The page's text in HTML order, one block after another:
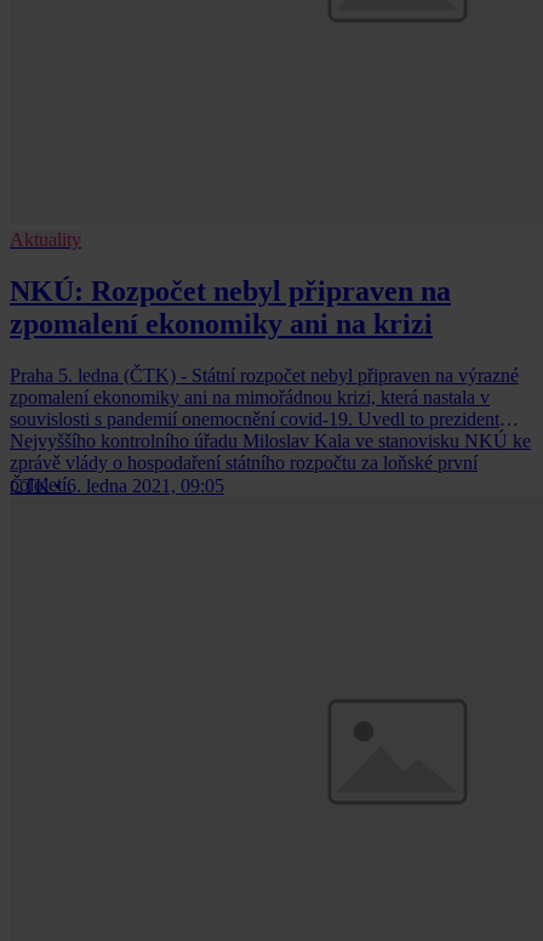
Aktuality
NKÚ: Rozpočet nebyl připraven na
zpomalení ekonomiky ani na krizi
Praha 5. ledna (ČTK) - Státní rozpočet nebyl připraven na výrazné
zpomalení ekonomiky ani na mimořádnou krizi, která nastala v
souvislosti s pandemií onemocnění covid-19. Uvedl to prezident
Nejvyššího kontrolního úřadu Miloslav Kala ve stanovisku NKÚ ke
zprávě vlády o hospodaření státního rozpočtu za loňské první
pololetí.
ČTK • 6. ledna 2021, 09:05